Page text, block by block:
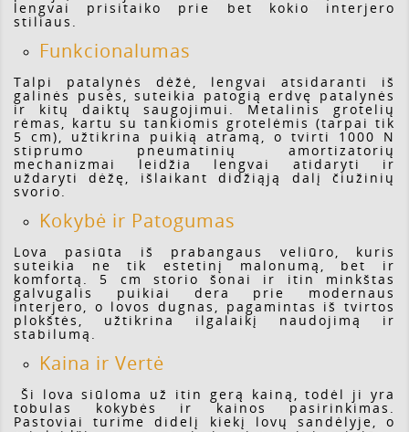
lengvai prisitaiko prie bet kokio interjero
stiliaus.
Funkcionalumas
Talpi patalynės dėžė, lengvai atsidaranti iš
galinės pusės, suteikia patogią erdvę patalynės
ir kitų daiktų saugojimui. Metalinis grotelių
rėmas, kartu su tankiomis grotelėmis (tarpai tik
5 cm), užtikrina puikią atramą, o tvirti 1000 N
stiprumo pneumatinių amortizatorių
mechanizmai leidžia lengvai atidaryti ir
uždaryti dėžę, išlaikant didžiąją dalį čiužinių
svorio.
Kokybė ir Patogumas
Lova pasiūta iš prabangaus veliūro, kuris
suteikia ne tik estetinį malonumą, bet ir
komfortą. 5 cm storio šonai ir itin minkštas
galvugalis puikiai dera prie modernaus
interjero, o lovos dugnas, pagamintas iš tvirtos
plokštės, užtikrina ilgalaikį naudojimą ir
stabilumą.
Kaina ir Vertė
Ši lova siūloma už itin gerą kainą, todėl ji yra
tobulas kokybės ir kainos pasirinkimas.
Pastoviai turime didelį kiekį lovų sandėlyje, o